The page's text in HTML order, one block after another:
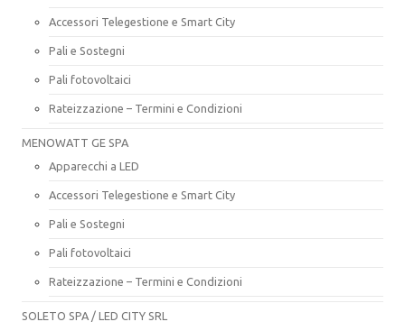
Accessori Telegestione e Smart City
Pali e Sostegni
Pali fotovoltaici
Rateizzazione – Termini e Condizioni
MENOWATT GE SPA
Apparecchi a LED
Accessori Telegestione e Smart City
Pali e Sostegni
Pali fotovoltaici
Rateizzazione – Termini e Condizioni
SOLETO SPA / LED CITY SRL